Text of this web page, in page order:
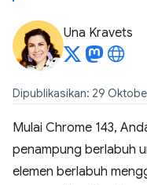
Una Kravets
Dipublikasikan: 29
Mulai Chrome 143,
penampung berlabuh
elemen berlabuh